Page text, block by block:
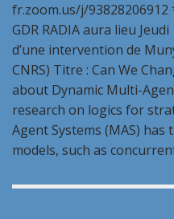
fr.zoom.us/j/
GDR RADIA aura lieu
d’une intervention de
CNRS) Titre : Can We
about Dynamic Multi-
research on logics for
Agent Systems (MAS)
models, such as